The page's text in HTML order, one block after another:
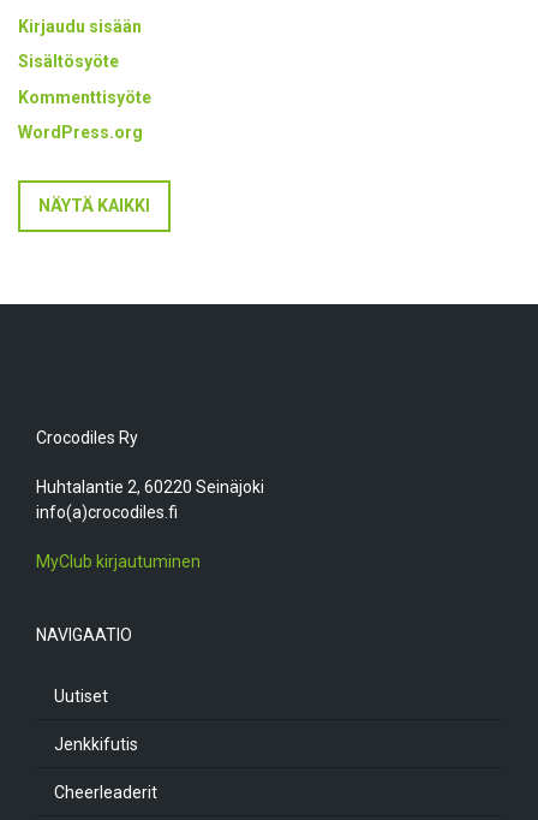
Kirjaudu sisään
Sisältösyöte
Kommenttisyöte
WordPress.org
NÄYTÄ KAIKKI
Crocodiles Ry
Huhtalantie 2, 60220 Seinäjoki
info(a)crocodiles.fi
MyClub kirjautuminen
NAVIGAATIO
Uutiset
Jenkkifutis
Cheerleaderit